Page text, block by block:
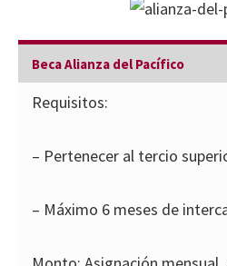
Beca Alianza del Pacífico
Requisitos:
– Pertenecer al tercio
– Máximo 6 meses de